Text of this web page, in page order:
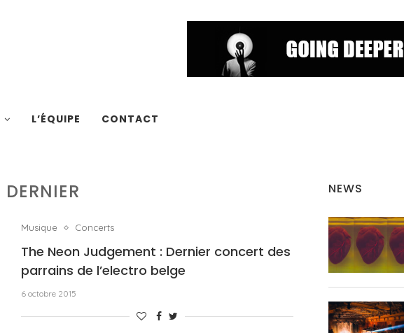
L’ÉQUIPE CONTACT
DERNIER
Musique Concerts
The Neon Judgement : Dernier concert des
parrains de l’electro belge
6 octobre 2015
NEWS